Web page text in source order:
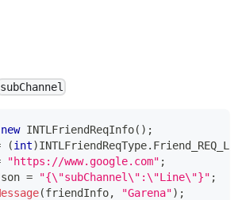
subChannel
new INTLFriendReqInfo( ) ;
(int)INTLFriendReqType.
"https://www.google.com" ;
= "{\"subChannel\":\"Line\"}" ;
(friendInfo, "Garena") ;